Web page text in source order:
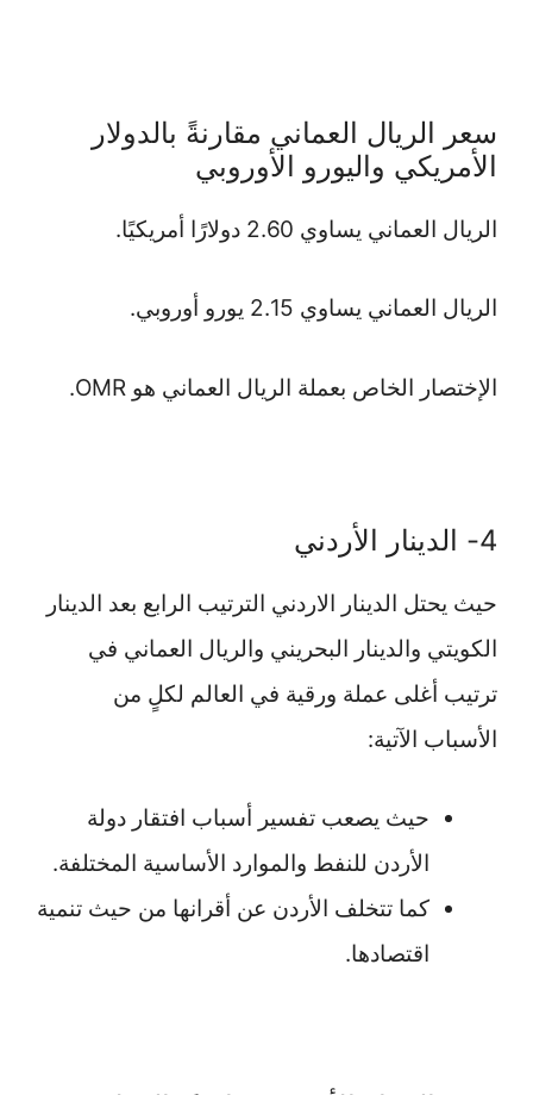
سعر الريال العماني مقارنةً بالدولار
الأمريكي واليورو الأوروبي
الريال العماني يساوي 2.60 دولارًا أمريكيًا.
الريال العماني يساوي 2.15 يورو أوروبي.
الإختصار الخاص بعملة الريال العماني هو OMR.
4- الدينار الأردني
حيث يحتل الدينار الاردني الترتيب الرابع بعد الدينار
الكويتي والدينار البحريني والريال العماني في
ترتيب أغلى عملة ورقية في العالم لكلٍ من
الأسباب الآتية:
حيث يصعب تفسير أسباب افتقار دولة
الأردن للنفط والموارد الأساسية المختلفة.
كما تتخلف الأردن عن أقرانها من حيث تنمية
اقتصادها.